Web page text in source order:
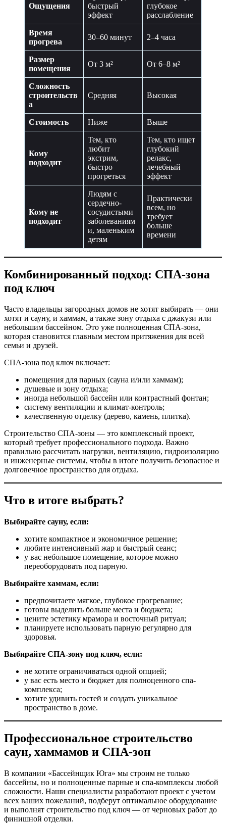
Ощущения
быстрый
эффект
глубокое
расслабление
Время
прогрева
30–60 минут 2–4 часа
Размер
помещения
От 3 м² От 6–8 м²
Сложность
строительств
а
Средняя Высокая
Стоимость Ниже Выше
Кому
подходит
Тем, кто
любит
экстрим,
быстро
прогреться
Тем, кто ищет
глубокий
релакс,
лечебный
эффект
Кому не
подходит
Людям с
сердечно-
сосудистыми
заболеваниям
и, маленьким
детям
Практически
всем, но
требует
больше
времени
Комбинированный подход: СПА-зона
под ключ
Часто владельцы загородных домов не хотят выбирать — они
хотят и сауну, и хаммам, а также зону отдыха с джакузи или
небольшим бассейном. Это уже полноценная СПА-зона,
которая становится главным местом притяжения для всей
семьи и друзей.
СПА-зона под ключ включает:
помещения для парных (сауна и/или хаммам);
душевые и зону отдыха;
иногда небольшой бассейн или контрастный фонтан;
систему вентиляции и климат-контроль;
качественную отделку (дерево, камень, плитка).
Строительство СПА-зоны — это комплексный проект,
который требует профессионального подхода. Важно
правильно рассчитать нагрузки, вентиляцию, гидроизоляцию
и инженерные системы, чтобы в итоге получить безопасное и
долговечное пространство для отдыха.
Что в итоге выбрать?
Выбирайте сауну, если:
хотите компактное и экономичное решение;
любите интенсивный жар и быстрый сеанс;
у вас небольшое помещение, которое можно
переоборудовать под парную.
Выбирайте хаммам, если:
предпочитаете мягкое, глубокое прогревание;
готовы выделить больше места и бюджета;
цените эстетику мрамора и восточный ритуал;
планируете использовать парную регулярно для
здоровья.
Выбирайте СПА-зону под ключ, если:
не хотите ограничиваться одной опцией;
у вас есть место и бюджет для полноценного спа-
комплекса;
хотите удивить гостей и создать уникальное
пространство в доме.
Профессиональное строительство
саун, хаммамов и СПА-зон
В компании «Бассейнщик Юга» мы строим не только
бассейны, но и полноценные парные и спа-комплексы любой
сложности. Наши специалисты разработают проект с учетом
всех ваших пожеланий, подберут оптимальное оборудование
и выполнят строительство под ключ — от черновых работ до
финишной отделки.
+7 (988) 385-94-04
Telegram